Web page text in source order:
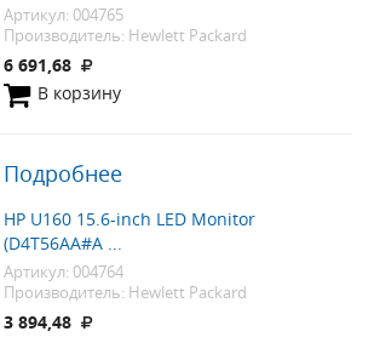
Артикул: 004765
Производитель: Hewlett Packard
6 691,68
В корзину
Подробнее
HP U160 15.6-inch LED Monitor
(D4T56AA#A ...
Артикул: 004764
Производитель: Hewlett Packard
3 894,48